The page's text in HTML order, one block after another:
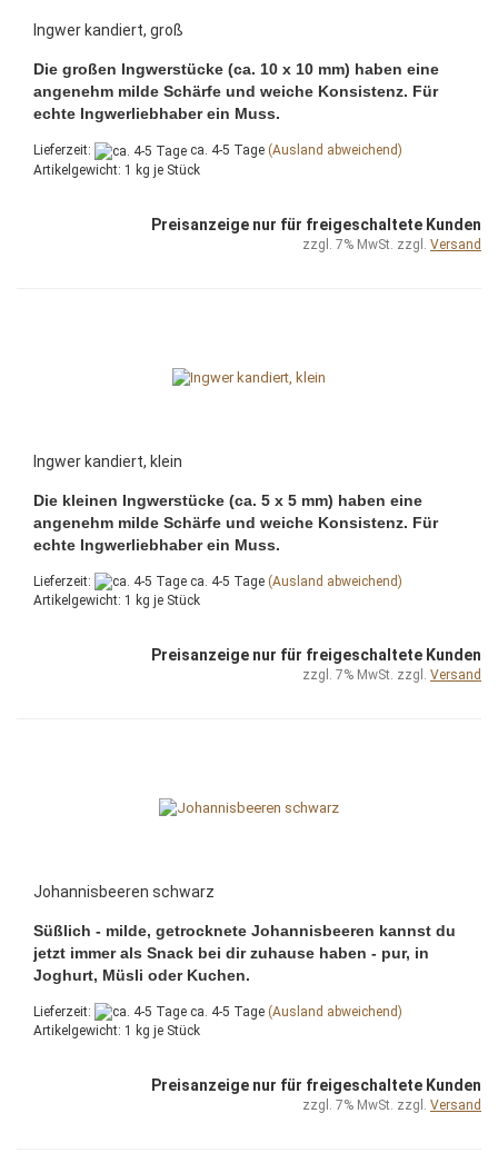
Ingwer kandiert, groß
Die großen Ingwerstücke (ca. 10 x 10 mm) haben eine
angenehm milde Schärfe und weiche Konsistenz. Für
echte Ingwerliebhaber ein Muss.
Lieferzeit: ca. 4-5 Tage (Ausland abweichend)
Artikelgewicht: 1 kg je Stück
Preisanzeige nur für freigeschaltete Kunden
zzgl. 7% MwSt. zzgl. Versand
Ingwer kandiert, klein
Die kleinen Ingwerstücke (ca. 5 x 5 mm) haben eine
angenehm milde Schärfe und weiche Konsistenz. Für
echte Ingwerliebhaber ein Muss.
Lieferzeit: ca. 4-5 Tage (Ausland abweichend)
Artikelgewicht: 1 kg je Stück
Preisanzeige nur für freigeschaltete Kunden
zzgl. 7% MwSt. zzgl. Versand
Johannisbeeren schwarz
Süßlich - milde, getrocknete Johannisbeeren kannst du
jetzt immer als Snack bei dir zuhause haben - pur, in
Joghurt, Müsli oder Kuchen.
Lieferzeit: ca. 4-5 Tage (Ausland abweichend)
Artikelgewicht: 1 kg je Stück
Preisanzeige nur für freigeschaltete Kunden
zzgl. 7% MwSt. zzgl. Versand